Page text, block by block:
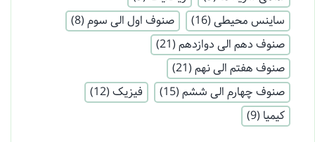
ساینس محیطی (16) صنوف اول الی سوم (8)
صنوف دهم الی دوازدهم (21)
صنوف هفتم الی نهم (21)
صنوف چهارم الی ششم (15) فیزیک (12)
کیمیا (9)